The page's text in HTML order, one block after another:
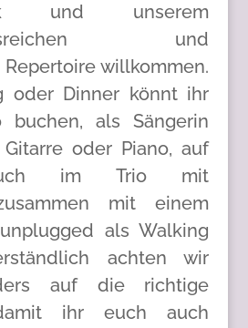
und unserem
und
willkommen.
oder Dinner könnt ihr
als Sängerin
oder Piano, auf
im Trio mit
mit einem
als Walking
achten wir
auf die richtige
ihr euch auch